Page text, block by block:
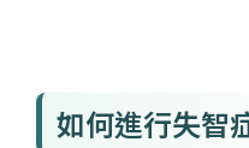
如何進行失智